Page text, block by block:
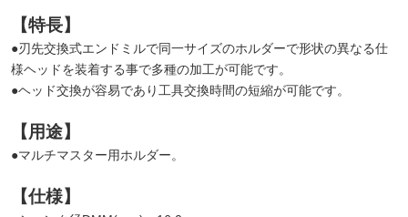
【特長】
●刃先交換式エンドミルで同一サイズのホルダーで形状の異なる仕
様ヘッドを装着する事で多種の加工が可能です。
●ヘッド交換が容易であり工具交換時間の短縮が可能です。
【用途】
●マルチマスター用ホルダー。
【仕様】